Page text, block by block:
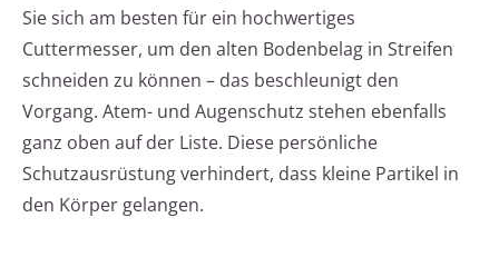
Sie sich am besten für ein hochwertiges
Cuttermesser, um den alten Bodenbelag in Streifen
schneiden zu können – das beschleunigt den
Vorgang. Atem- und Augenschutz stehen ebenfalls
ganz oben auf der Liste. Diese persönliche
Schutzausrüstung verhindert, dass kleine Partikel in
den Körper gelangen.